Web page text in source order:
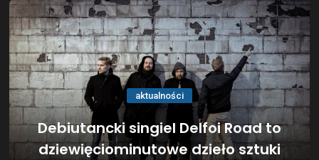
aktualności
Debiutancki singiel Delfoi Road to
dziewięciominutowe dzieło sztuki